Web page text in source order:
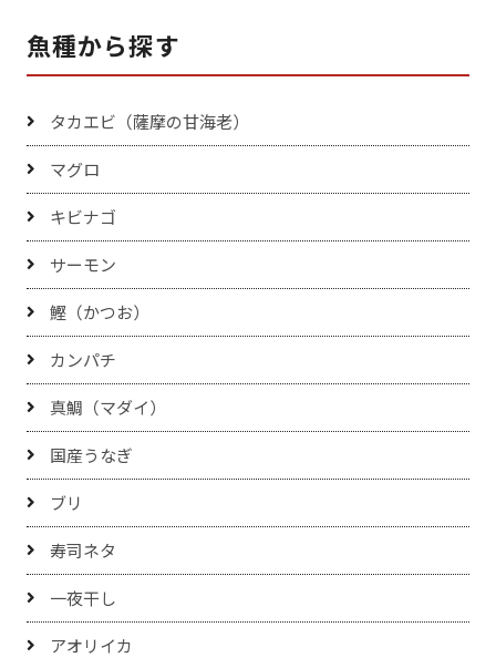
魚種から探す
タカエビ（薩摩の甘海老）
マグロ
キビナゴ
サーモン
鰹（かつお）
カンパチ
真鯛（マダイ）
国産うなぎ
ブリ
寿司ネタ
一夜干し
アオリイカ